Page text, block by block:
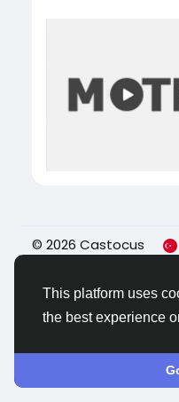
This platform uses
the best experience
© 2026 Castocus